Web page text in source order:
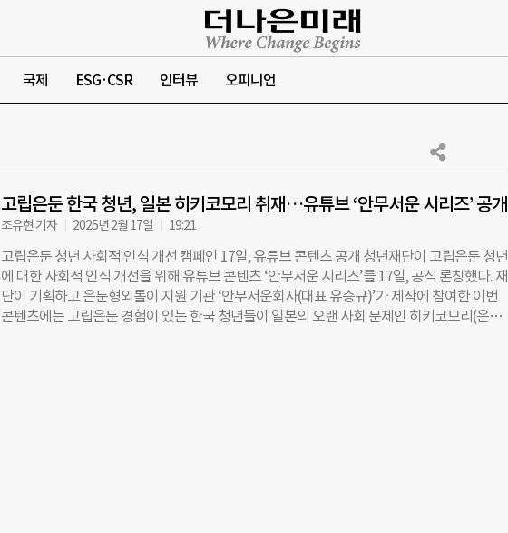
국제 ESG·CSR 인터뷰 오피니언
고립은둔 한국 청년, 일본 히키코모리 취재…유튜브 ‘안무서운 시리즈’ 공개
조유현 기자 2025년 2월 17일 19:21
고립은둔 청년 사회적 인식 개선 캠페인 17일, 유튜브 콘텐츠 공개 청년재단이 고립은둔 청년
에 대한 사회적 인식 개선을 위해 유튜브 콘텐츠 ‘안무서운 시리즈’를 17일, 공식 론칭했다. 재
단이 기획하고 은둔형외톨이 지원 기관 ‘안무서운회사(대표 유승규)’가 제작에 참여한 이번
콘텐츠에는 고립은둔 경험이 있는 한국 청년들이 일본의 오랜 사회 문제인 히키코모리(은둔